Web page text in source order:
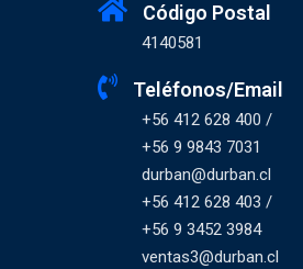
Código Postal
4140581
Teléfonos/Email
+56 412 628 400 /
+56 9 9843 7031
durban@durban.cl
+56 412 628 403 /
+56 9 3452 3984
ventas3@durban.cl